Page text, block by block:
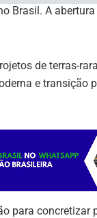
Brasil. A
de terras-
e transição
para concretizar